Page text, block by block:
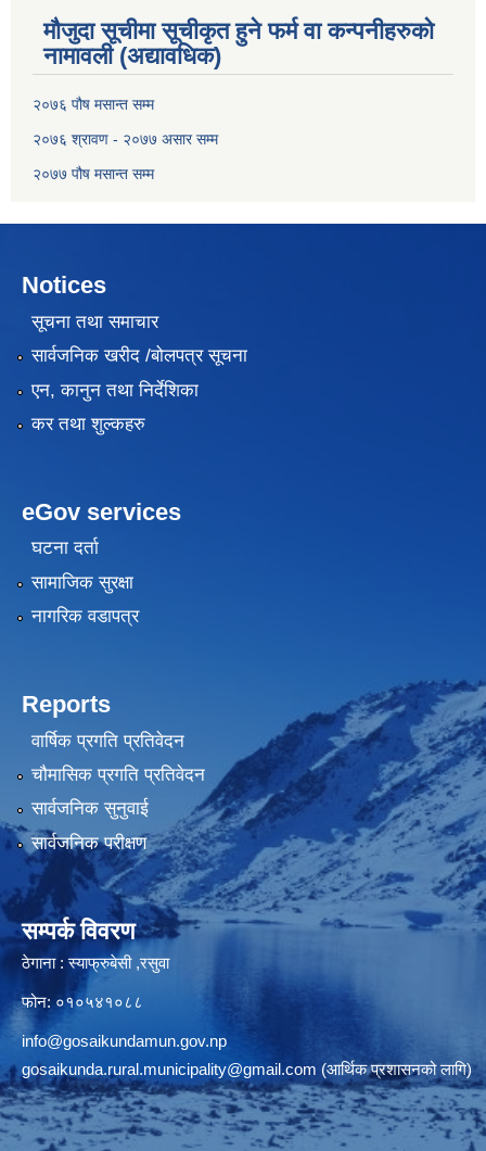
मौजुदा सूचीमा सूचीकृत हुने फर्म वा कन्पनीहरुको
नामावली (अद्यावधिक)
२०७६ पौष मसान्त सम्म
२०७६ श्रावण - २०७७ असार सम्म
२०७७ पौष मसान्त सम्म
Notices
सूचना तथा समाचार
सार्वजनिक खरीद /बोलपत्र सूचना
एन, कानुन तथा निर्देशिका
कर तथा शुल्कहरु
eGov services
घटना दर्ता
सामाजिक सुरक्षा
नागरिक वडापत्र
Reports
वार्षिक प्रगति प्रतिवेदन
चौमासिक प्रगति प्रतिवेदन
सार्वजनिक सुनुवाई
सार्वजनिक परीक्षण
सम्पर्क विवरण
ठेगाना : स्याफ्रुबेसी ,रसुवा
फोन: ०१०५४१०८८
info@gosaikundamun.gov.np
gosaikunda.rural.municipality@gmail.com (आर्थिक प्रशासनको लागि)